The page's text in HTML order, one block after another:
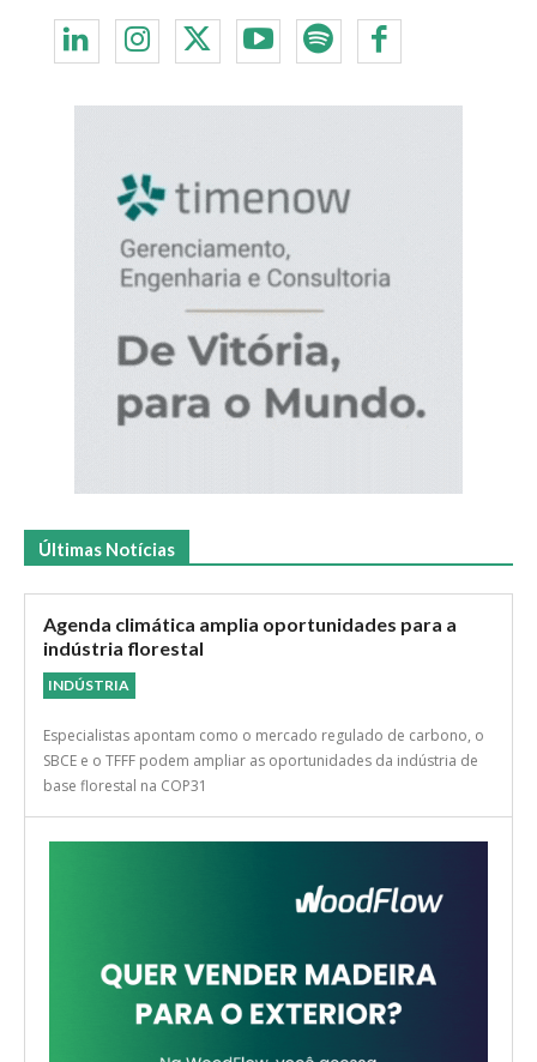
Redes Sociais
Agenda climática amplia oportunidades para a
INDÚSTRIA
Especialistas apontam como o mercado regulado de carbono, o
SBCE e o TFFF podem ampliar as oportunidades da indústria de
base florestal na COP31